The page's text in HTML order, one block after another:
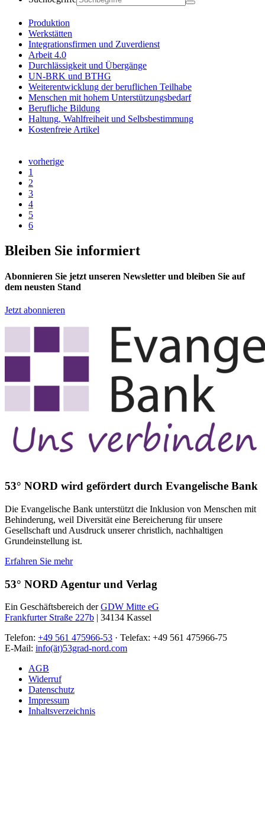
Produktion
Werkstätten
Integrationsfirmen und Zuverdienst
Arbeit 4.0
Durchlässigkeit und Übergänge
UN-BRK und BTHG
Weiterentwicklung der beruflichen Teilhabe
Menschen mit hohem Unterstützungsbedarf
Berufliche Bildung
Haltung, Wahlfreiheit und Selbsbestimmung
Kostenfreie Artikel
vorherige
1
2
3
4
5
6
Bleiben Sie informiert
Abonnieren Sie jetzt unseren Newsletter und bleiben Sie auf
dem neusten Stand
Jetzt abonnieren
53° NORD wird gefördert durch Evangelische Bank
Die Evangelische Bank unterstützt die Inklusion von Menschen mit
Behinderung, weil Diversität eine Bereicherung für unsere
Gesellschaft und Ausdruck unserer christlich, nachhaltigen
Grundeinstellung ist.
Erfahren Sie mehr
53° NORD Agentur und Verlag
Ein Geschäftsbereich derGDW Mitte eG
Frankfurter Straße 227b | 34134 Kassel
Telefon: +49 561 475966-53 · Telefax: +49 561 475966-75
E-Mail: info(ät)53grad-nord.com
AGB
Widerruf
Datenschutz
Impressum
Inhaltsverzeichnis